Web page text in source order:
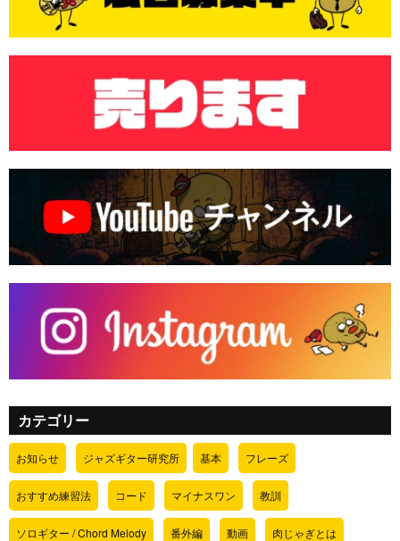
カテゴリー
お知らせ ジャズギター研究所 基本 フレーズ
おすすめ練習法 コード マイナスワン 教訓
ソロギター / Chord Melody 番外編 動画 肉じゃぎとは